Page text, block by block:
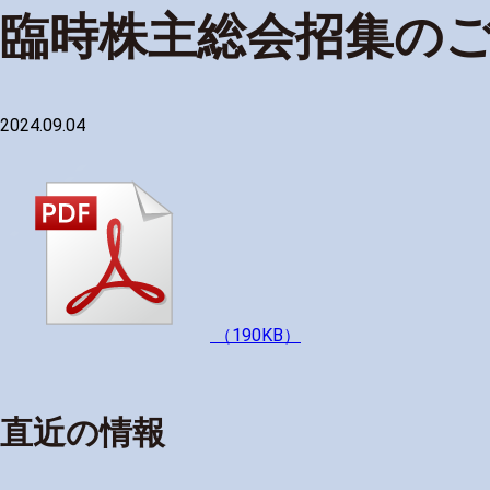
臨時株主総会招集の
2024.09.04
（190KB）
直近の情報